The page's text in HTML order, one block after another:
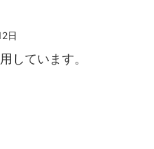
日
しています。